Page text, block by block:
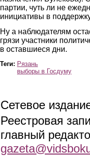
партии, чуть ли не
инициативы в
Ну а наблюдателям
грязи участники
в оставшиеся дни.
Теги: Рязань
выборы в Госдуму
Сетевое
Реестровая
главный